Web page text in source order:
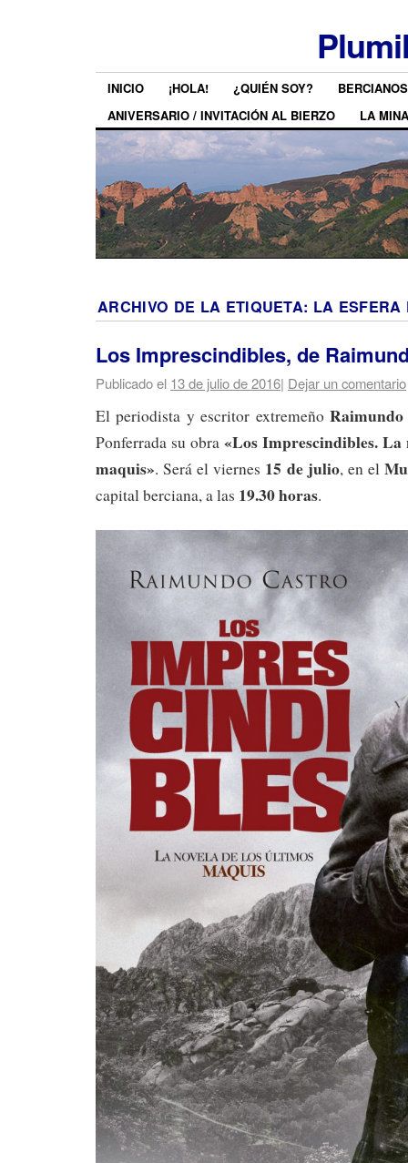
INICIO ¡HOLA! ¿QUIÉN SOY?
ANIVERSARIO / INVITACIÓN AL BIERZO
LA MINA
ARCHIVO DE LA ETIQUETA: LA ESFERA
Los Imprescindibles, de
Publicado el 13 de julio de 2016| Dejar un comentario
El periodista y escritor extremeñoRaimundo
Ponferrada su obra«Los Imprescindibles. La
maquis». Será el viernes 15 de julio, en el
capital berciana, a las 19.30 horas.